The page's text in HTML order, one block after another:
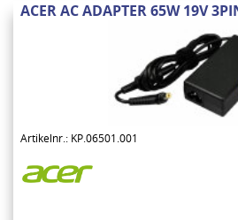
ACER AC ADAPTER 65W 19V
Artikelnr.: KP.06501.001